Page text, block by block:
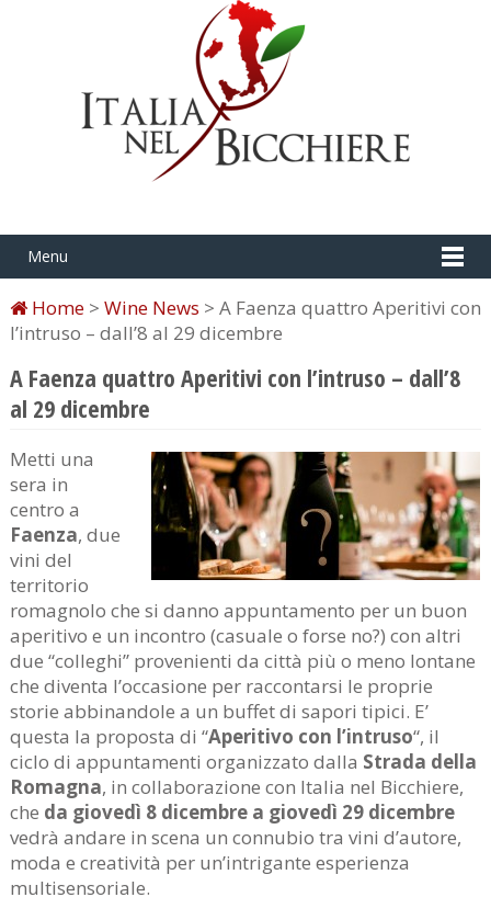
Menu
Home> Wine News > A Faenza quattro Aperitivi con
l’intruso – dall’8 al 29 dicembre
A Faenza quattro Aperitivi con l’intruso – dall’8
al 29 dicembre
Metti una
sera in
centro a
Faenza, due
vini del
territorio
romagnolo che si danno appuntamento per un buon
aperitivo e un incontro (casuale o forse no?) con altri
due “colleghi” provenienti da città più o meno lontane
che diventa l’occasione per raccontarsi le proprie
storie abbinandole a un buffet di sapori tipici. E’
questa la proposta di “Aperitivo con l’intruso“, il
ciclo di appuntamenti organizzato dalla Strada della
Romagna, in collaborazione con Italia nel Bicchiere,
che da giovedì 8 dicembre a giovedì 29 dicembre
vedrà andare in scena un connubio tra vini d’autore,
moda e creatività per un’intrigante esperienza
multisensoriale.